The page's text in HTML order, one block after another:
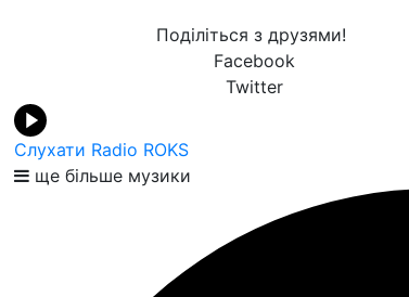
Поділіться з друзями!
Facebook
Twitter
Слухати Radio ROKS
ще більше музики